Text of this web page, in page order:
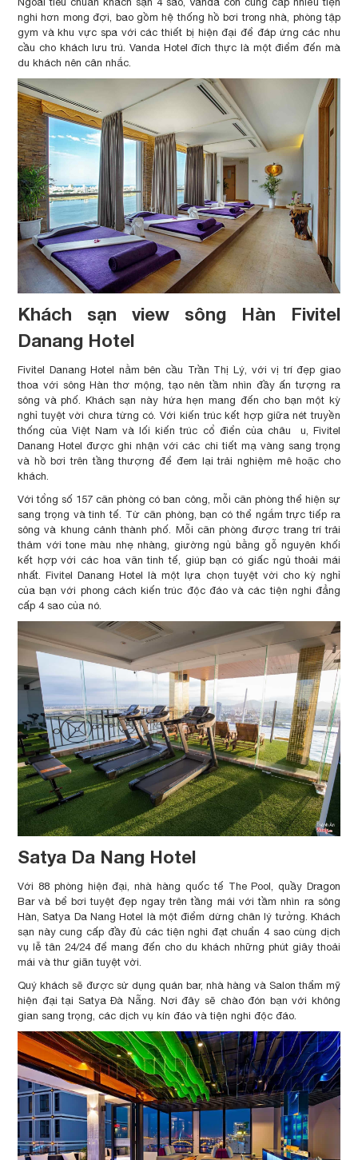
nghi hơn mong đợi, bao gồm hệ thống hồ bơi trong nhà, phòng tập
gym và khu vực spa với các thiết bị hiện đại để đáp ứng các nhu
cầu cho khách lưu trú. Vanda Hotel đích thực là một điểm đến mà
du khách nên cân nhắc.
Khách sạn view sông Hàn Fivitel
Danang Hotel
Fivitel Danang Hotel nằm bên cầu Trần Thị Lý, với vị trí đẹp giao
thoa với sông Hàn thơ mộng, tạo nên tầm nhìn đầy ấn tượng ra
sông và phố. Khách sạn này hứa hẹn mang đến cho bạn một kỳ
nghỉ tuyệt vời chưa từng có. Với kiến trúc kết hợp giữa nét truyền
thống của Việt Nam và lối kiến trúc cổ điển của châu u, Fivitel
Danang Hotel được ghi nhận với các chi tiết mạ vàng sang trọng
và hồ bơi trên tầng thượng để đem lại trải nghiệm mê hoặc cho
khách.
Với tổng số 157 căn phòng có ban công, mỗi căn phòng thể hiện sự
sang trọng và tinh tế. Từ căn phòng, bạn có thể ngắm trực tiếp ra
sông và khung cảnh thành phố. Mỗi căn phòng được trang trí trải
thảm với tone màu nhẹ nhàng, giường ngủ bằng gỗ nguyên khối
kết hợp với các hoa văn tinh tế, giúp bạn có giấc ngủ thoải mái
nhất. Fivitel Danang Hotel là một lựa chọn tuyệt vời cho kỳ nghỉ
của bạn với phong cách kiến trúc độc đáo và các tiện nghi đẳng
cấp 4 sao của nó.
Satya Da Nang Hotel
Với 88 phòng hiện đại, nhà hàng quốc tế The Pool, quầy Dragon
Bar và bể bơi tuyệt đẹp ngay trên tầng mái với tầm nhìn ra sông
Hàn, Satya Da Nang Hotel là một điểm dừng chân lý tưởng. Khách
sạn này cung cấp đầy đủ các tiện nghi đạt chuẩn 4 sao cùng dịch
vụ lễ tân 24/24 để mang đến cho du khách những phút giây thoải
mái và thư giãn tuyệt vời.
Quý khách sẽ được sử dụng quán bar, nhà hàng và Salon thẩm mỹ
hiện đại tại Satya Đà Nẵng. Nơi đây sẽ chào đón bạn với không
gian sang trọng, các dịch vụ kín đáo và tiện nghi độc đáo.